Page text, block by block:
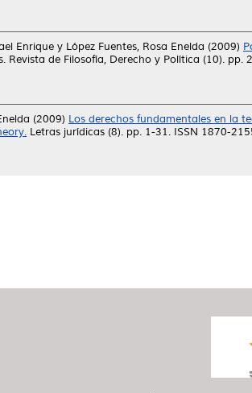
Enrique y López Fuentes, Rosa Enelda (2009)
Revista de Filosofía, Derecho y Política (10). pp.
(2009) Los derechos fundamentales en la
Letras jurídicas (8). pp. 1-31. ISSN 1870-